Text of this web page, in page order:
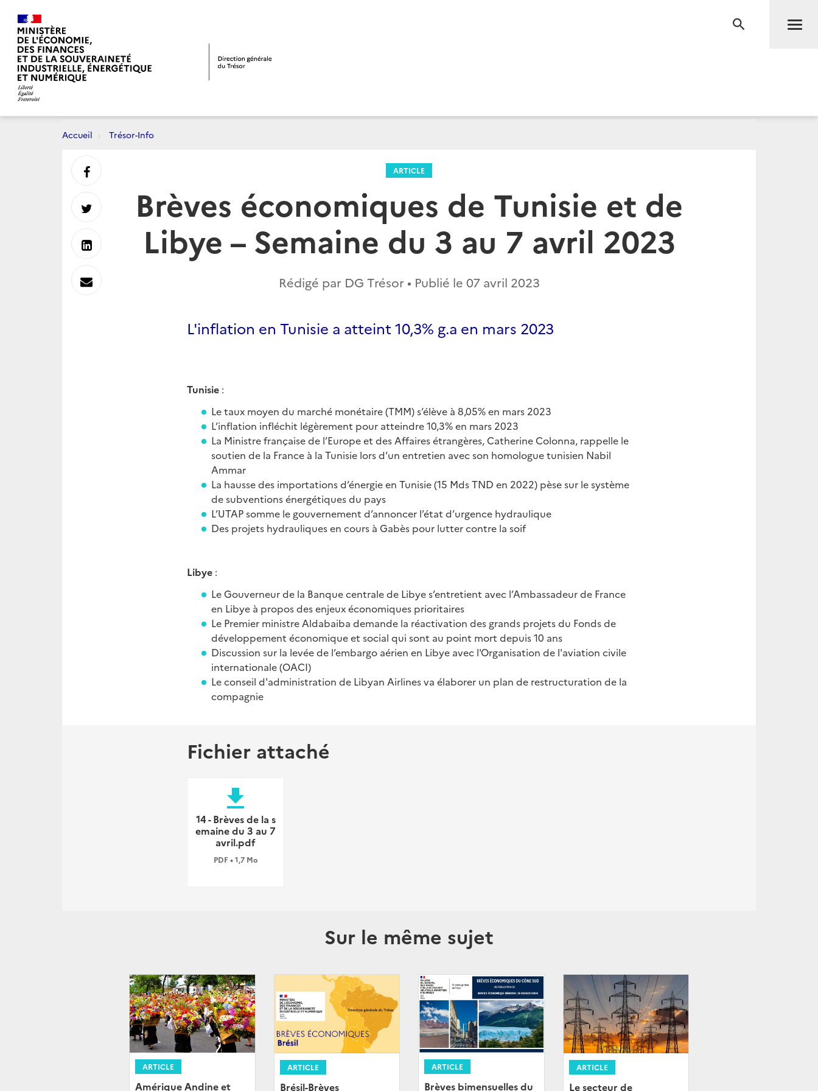
RECHERCHE
Accueil Trésor-Info
ARTICLE
Brèves économiques de Tunisie et de
Libye – Semaine du 3 au 7 avril 2023
Rédigé par DG Trésor • Publié le 07 avril 2023
L'inflation en Tunisie a atteint 10,3% g.a en mars 2023
Tunisie :
Le taux moyen du marché monétaire (TMM) s’élève à 8,05% en mars 2023
L’inflation infléchit légèrement pour atteindre 10,3% en mars 2023
La Ministre française de l’Europe et des Affaires étrangères, Catherine Colonna, rappelle le
soutien de la France à la Tunisie lors d’un entretien avec son homologue tunisien Nabil
Ammar
La hausse des importations d’énergie en Tunisie (15 Mds TND en 2022) pèse sur le système
de subventions énergétiques du pays
L’UTAP somme le gouvernement d’annoncer l’état d’urgence hydraulique
Des projets hydrauliques en cours à Gabès pour lutter contre la soif
Libye :
Le Gouverneur de la Banque centrale de Libye s’entretient avec l’Ambassadeur de France
en Libye à propos des enjeux économiques prioritaires
Le Premier ministre Aldabaiba demande la réactivation des grands projets du Fonds de
développement économique et social qui sont au point mort depuis 10 ans
Discussion sur la levée de l’embargo aérien en Libye avec l'Organisation de l'aviation civile
internationale (OACI)
Le conseil d'administration de Libyan Airlines va élaborer un plan de restructuration de la
compagnie
Fichier attaché
file_download
14 - Brèves de la s
emaine du 3 au 7
avril.pdf
PDF • 1,7 Mo
Sur le même sujet
ARTICLE
Amérique Andine et
ARTICLE
Brésil-Brèves
ARTICLE
Brèves bimensuelles du
ARTICLE
Le secteur de
Partager
sur
Partager
sur
Partager
sur
Envoyer